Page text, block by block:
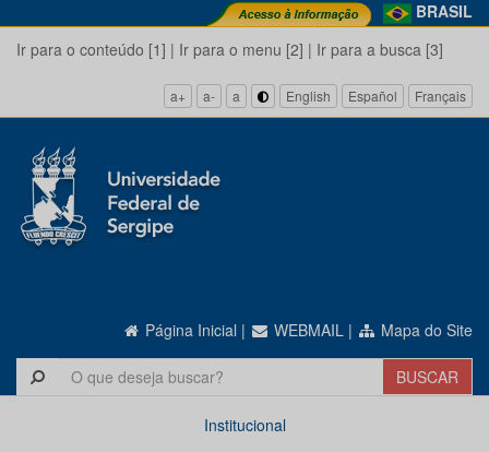
BRASIL
Ir para o conteúdo [1] | Ir para o menu [2] | Ir para a busca [3]
a+ a- a English Español Français
Página Inicial | WEBMAIL | Mapa do Site
Institucional